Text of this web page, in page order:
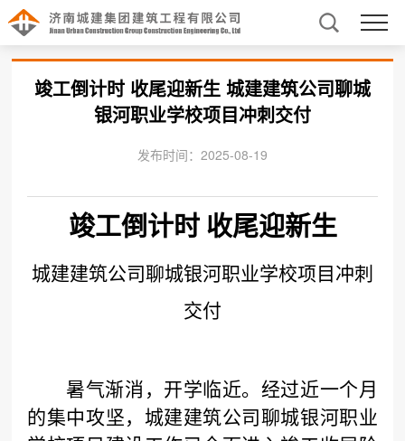
竣工倒计时 收尾迎新生 城建建筑公司聊城
银河职业学校项目冲刺交付
发布时间：2025-08-19
竣工倒计时 收尾迎新生
城建建筑公司聊城银河职业学校项目冲刺
交付
暑气渐消，开学临近。经过近一个月
的集中攻坚，城建建筑公司聊城银河职业